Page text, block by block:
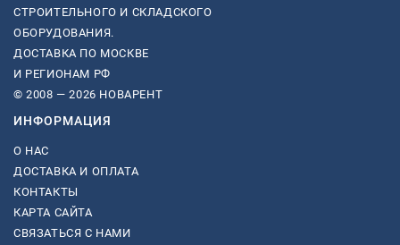
СТРОИТЕЛЬНОГО И СКЛАДСКОГО
ОБОРУДОВАНИЯ.
ДОСТАВКА ПО МОСКВЕ
И РЕГИОНАМ РФ
© 2008 — 2026 НОВАРЕНТ
ИНФОРМАЦИЯ
О НАС
ДОСТАВКА И ОПЛАТА
КОНТАКТЫ
КАРТА САЙТА
СВЯЗАТЬСЯ С НАМИ